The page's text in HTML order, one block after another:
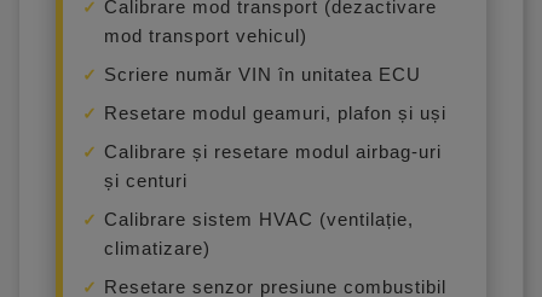
Calibrare mod transport (dezactivare
mod transport vehicul)
Scriere număr VIN în unitatea ECU
Resetare modul geamuri, plafon și uși
Calibrare și resetare modul airbag-uri
și centuri
Calibrare sistem HVAC (ventilație,
climatizare)
Resetare senzor presiune combustibil